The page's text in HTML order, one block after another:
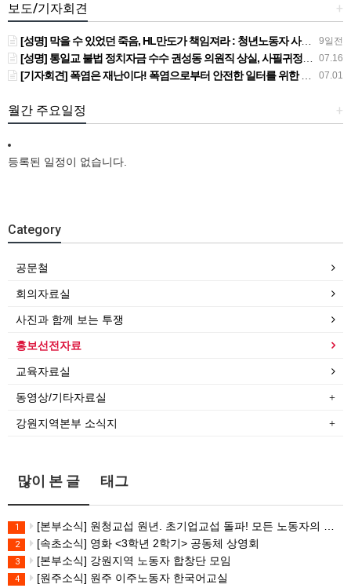
+
보도/기자회견
9일전
[성명] 막을 수 있었던 죽음, HL만도가 책임져라 : 청년노동자 사망사고의 철저한 진상규명과 재발방지 대책 마련하라
07.16
[성명] 통일교 불법 정치자금 수수 권성동 의원직 상실, 사필귀정이다
07.01
[기자회견] 폭염은 재난이다! 폭염으로부터 안전한 일터를 위한 민주노총 강원지역본부 폭염감시단 선포 기자회견
+
월간 주요일정
등록된 일정이 없습니다.
Category
공문철
회의자료실
사진과 함께 보는 투쟁
홍보선전자료
교육자료실
동영상/기타자료실
강원지역본부 소식지
많이 본 글 태그
1 [본부소식] 원청교섭 원년. 초기업교섭 돌파! 모든 노동자의 노동기본권 쟁취! 민주노총 7.15 총파업대회
2 [속초소식] 영화 <3학년 2학기> 공동체 상영회
3 [본부소식] 강원지역 노동자 합창단 모임
4 [원주소식] 원주 이주노동자 한국어교실